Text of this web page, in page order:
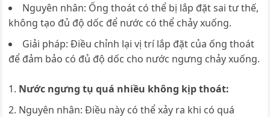
Nguyên nhân: Ống thoát có thể bị lắp đặt sai tư thế,
không tạo đủ độ dốc để nước có thể chảy xuống.
Giải pháp: Điều chỉnh lại vị trí lắp đặt của ống thoát
để đảm bảo có đủ độ dốc cho nước ngưng chảy xuống.
Nước ngưng tụ quá nhiều không kịp thoát:
Nguyên nhân: Điều này có thể xảy ra khi có quá